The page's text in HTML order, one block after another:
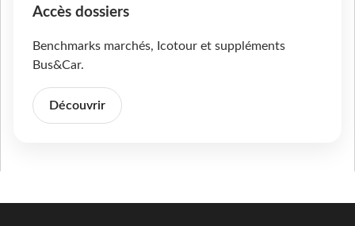
Accès dossiers
Benchmarks marchés, Icotour et suppléments
Bus&Car.
Découvrir